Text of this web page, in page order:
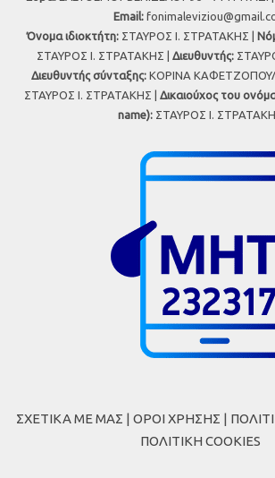
Εmail:
Όνομα ιδιοκτήτη: ΣΤΑΥΡΟΣ Ι. ΣΤΡΑΤΑΚΗΣ |
ΣΤΑΥΡΟΣ Ι. ΣΤΡΑΤΑΚΗΣ | Διευθυντής:
Διευθυντής σύνταξης:ΚΟΡΙΝΑ
ΣΤΑΥΡΟΣ Ι. ΣΤΡΑΤΑΚΗΣ | Δικαιούχος του
name):ΣΤΑΥΡΟΣ Ι.
ΣΧΕΤΙΚΑ ΜΕ ΜΑΣ | ΟΡΟΙ ΧΡΗΣΗΣ |
ΠΟΛΙΤΙΚΗ COOKIES